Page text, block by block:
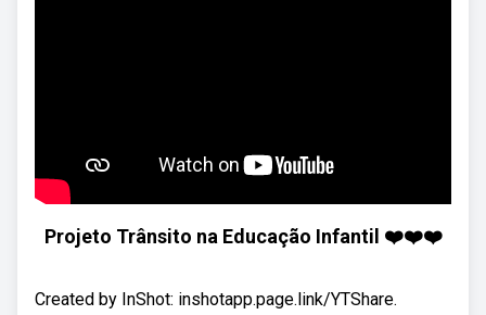
Projeto Trânsito na Educação Infantil ❤️❤️❤️
Created by InShot: inshotapp.page.link/YTShare.